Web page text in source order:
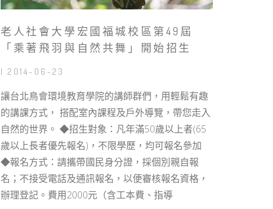
老人社會大學宏國福城校區第49屆
「乘著飛羽與自然共舞」開始招生
| 2014-06-23
讓台北鳥會環境教育學院的講師群們，用輕鬆有趣
的講課方式， 搭配室內課程及戶外導覽，帶您走入
自然的世界。 ◆招生對象：凡年滿50歲以上者(65
歲以上長者優先報名)，不限學歷，均可報名參加
◆報名方式：請攜帶國民身分證，採個別親自報
名；不接受電話及通訊報名，以便審核報名資格，
辦理登記。費用2000元（含工本費、指導